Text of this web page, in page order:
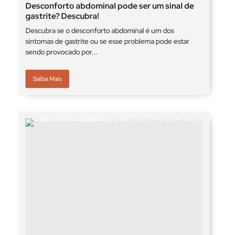
Desconforto abdominal pode ser um sinal de
gastrite? Descubra!
Descubra se o desconforto abdominal é um dos
sintomas de gastrite ou se esse problema pode estar
sendo provocado por...
Saiba Mais